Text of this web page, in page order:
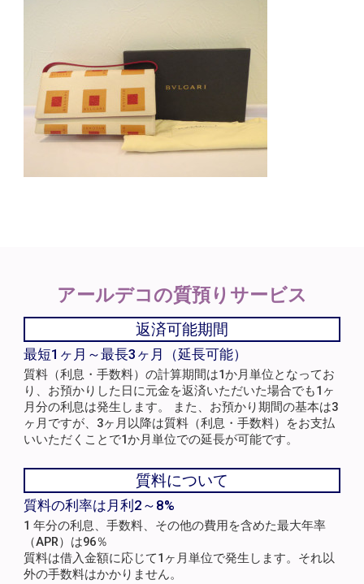
アールデコの質預りサービス
返済可能期間
最短1ヶ月～最長3ヶ月（延長可能）
質料（利息・手数料）の計算期間は1か月単位となってお
り、お預かりした日に元金を返済いただいた場合でも1ヶ
月分の利息は発生します。 また、お預かり期間の基本は3
ヶ月ですが、3ヶ月以降は質料（利息・手数料）をお支払
いいただくことで1か月単位での延長が可能です。
質料について
質料の利率は月利2～8%
1 年分の利息、手数料、その他の費用を含めた最大年率
（APR）は96％
質料は借入金額に応じて1ヶ月単位で発生します。それ以
外の手数料はかかりません。